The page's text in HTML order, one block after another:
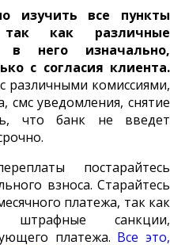
изучить все пункты
так как различные
в него изначально,
с согласия клиента.
различными комиссиями,
смс уведомления, снятие
что банк не введет
постарайтесь
взноса. Старайтесь
платежа, так как
санкции,
платежа. Все это,